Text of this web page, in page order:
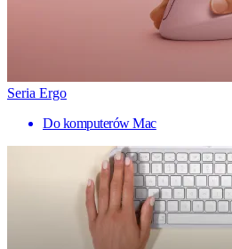
Seria Ergo
Do komputerów Mac